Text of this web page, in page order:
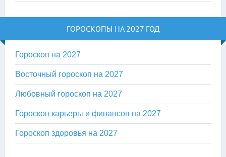
ГОРОСКОПЫ НА 2027 ГОД
Гороскоп на 2027
Восточный гороскоп на 2027
Любовный гороскоп на 2027
Гороскоп карьеры и финансов на 2027
Гороскоп здоровья на 2027